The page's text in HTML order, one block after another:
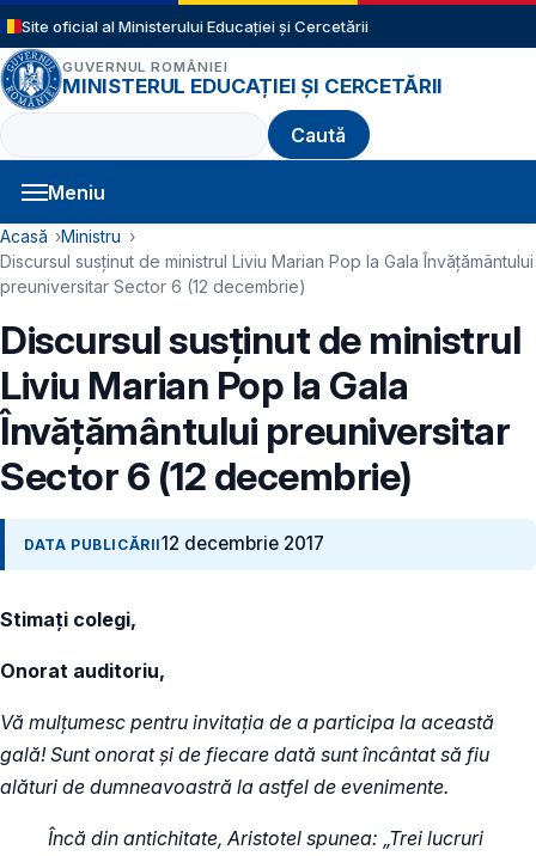
Sari la conținutul principal
Site oficial al Ministerului Educației și Cercetării
GUVERNUL ROMÂNIEI
MINISTERUL EDUCAȚIEI ȘI CERCETĂRII
Caută
Meniu
Navigație principală
Cale de navigare
Acasă
Ministru
Discursul susținut de ministrul Liviu Marian Pop la Gala Învățământului
preuniversitar Sector 6 (12 decembrie)
Discursul susținut de ministrul
Liviu Marian Pop la Gala
Învățământului preuniversitar
Sector 6 (12 decembrie)
DATA PUBLICĂRII12 decembrie 2017
Stimați colegi,
Onorat auditoriu,
Vă mulțumesc pentru invitația de a participa la această
gală! Sunt onorat și de fiecare dată sunt încântat să fiu
alături de dumneavoastră la astfel de evenimente.
Încă din antichitate, Aristotel spunea: „Trei lucruri